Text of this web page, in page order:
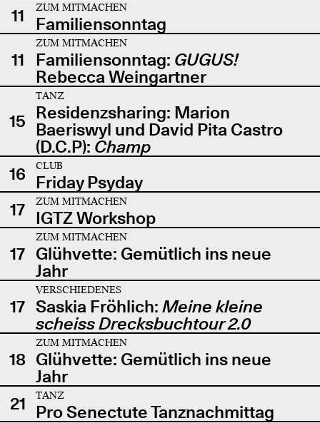
11
ZUM MITMACHEN
Familiensonntag
11
ZUM MITMACHEN
Familiensonntag: GUGUS!
Rebecca Weingartner
15
TANZ
Residenzsharing: Marion
Baeriswyl und David Pita Castro
(D.C.P): Champ
16
CLUB
Friday Psyday
17
ZUM MITMACHEN
IGTZ Workshop
17
ZUM MITMACHEN
Glühvette: Gemütlich ins neue
Jahr
17
VERSCHIEDENES
Saskia Fröhlich: Meine kleine
scheiss Drecksbuchtour 2.0
18
ZUM MITMACHEN
Glühvette: Gemütlich ins neue
Jahr
21
TANZ
Pro Senectute Tanznachmittag